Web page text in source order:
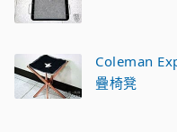
Coleman
疊椅凳